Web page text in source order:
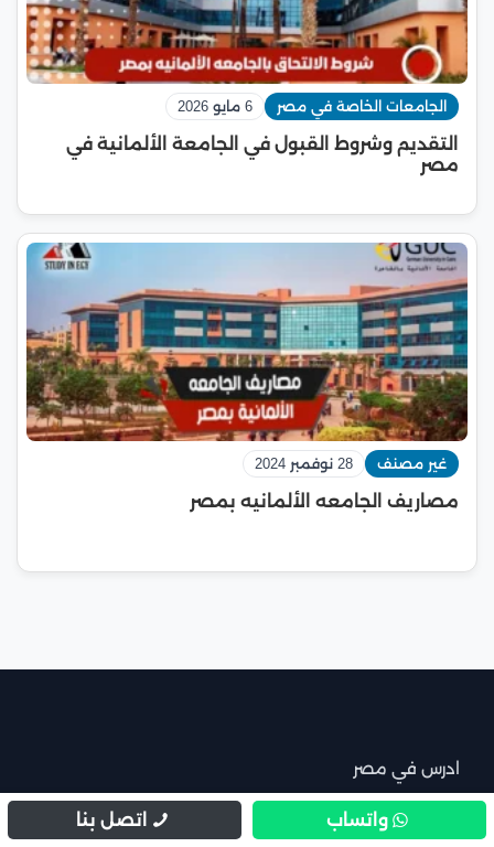
الجامعات الخاصة في مصر 6 مايو 2026
التقديم وشروط القبول في الجامعة الألمانية في
مصر
غير مصنف 28 نوفمبر 2024
مصاريف الجامعه الألمانيه بمصر
ادرس في مصر
الزمالة المصرية
واتساب اتصل بنا